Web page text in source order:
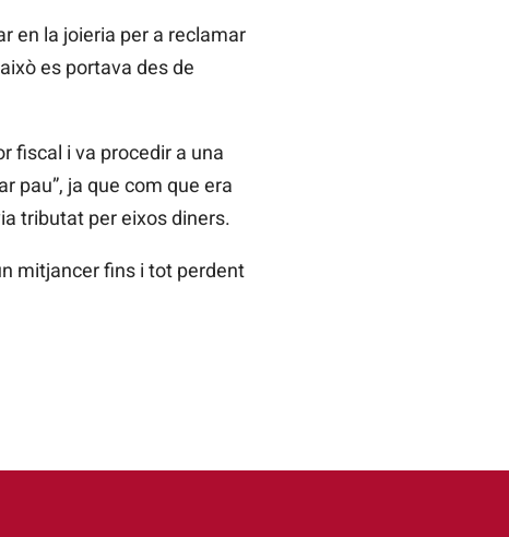
en la joieria per a reclamar
es portava des de
fiscal i va procedir a una
pau”, ja que com que era
tributat per eixos diners.
mitjancer fins i tot perdent